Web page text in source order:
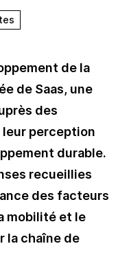
de la
de Saas, une
des
perception
durable.
recueillies
des facteurs
mobilité et le
la chaîne de